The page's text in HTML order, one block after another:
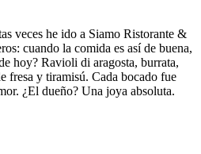
veces he ido a Siamo Ristorante &
cuando la comida es así de buena,
hoy? Ravioli di aragosta, burrata,
fresa y tiramisú. Cada bocado fue
¿El dueño? Una joya absoluta.